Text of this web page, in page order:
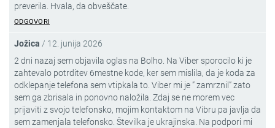
preverila. Hvala, da obveščate.
ODGOVORI
Jožica / 12. junija 2026
2 dni nazaj sem objavila oglas na Bolho. Na Viber sporocilo ki je
zahtevalo potrditev 6mestne kode, ker sem mislila, da je koda za
odklepanje telefona sem vtipkala to. Viber mi je ” zamrznil” zato
sem ga zbrisala in ponovno naložila. Zdaj se ne morem vec
prijaviti z svojo telefonsko, mojim kontaktom na Vibru pa javlja da
sem zamenjala telefonsko. Številka je ukrajinska. Na podpori mi